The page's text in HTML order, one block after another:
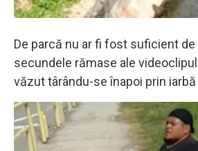
De parcă nu ar fi fost suficient de
secundele rămase ale
văzut târându-se înapoi prin